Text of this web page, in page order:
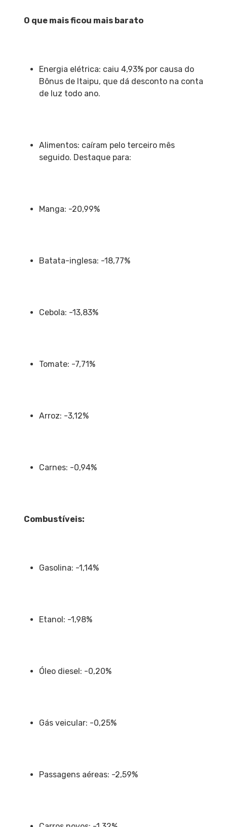
O que mais ficou mais barato
Energia elétrica: caiu 4,93% por causa do
Bônus de Itaipu, que dá desconto na conta
de luz todo ano.
Alimentos: caíram pelo terceiro mês
seguido. Destaque para:
Manga: -20,99%
Batata-inglesa: -18,77%
Cebola: -13,83%
Tomate: -7,71%
Arroz: -3,12%
Carnes: -0,94%
Combustíveis:
Gasolina: -1,14%
Etanol: -1,98%
Óleo diesel: -0,20%
Gás veicular: -0,25%
Passagens aéreas: -2,59%